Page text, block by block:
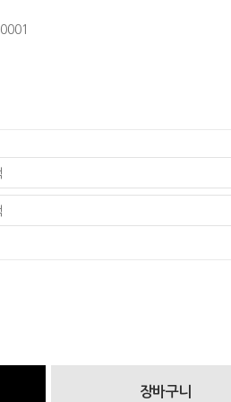
장바구니